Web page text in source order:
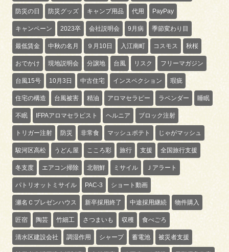
防災の日 防災グッズ キャンプ用品 代用 PayPay
キャンペーン 2023卒 会社説明会 9月病 季節変わり目
最低賃金 中秋の名月 ９月10日 入江南町 コスモス 秋桜
おでかけ 現地説明会 分譲地 台風 リスク フリーマガジン
台風15号 10月3日 中古住宅 インスペクション 瑕疵
住宅の構造 台風被害 精油 アロマセラピー ラベンダー 睡眠
不眠 IFPAアロマセラピスト ヘルニア ブロック注射
トリガー注射 防災 非常食 マッシュポテト じゃがマッシュ
駿河区高松 うどん屋 こころ彩 旅行 支援 全国旅行支援
冬支度 エアコン掃除 北朝鮮 ミサイル Ｊアラート
パトリオットミサイル PAC-3 ショート動画
瀬名Ｃプレゼンハウス 新卒採用終了 中途採用継続 物件購入
匠宿 陶芸 竹細工 さつまいも 収穫 食べごろ
清水区建設会社 調湿作用 シャープ 蓄電池 被災者支援